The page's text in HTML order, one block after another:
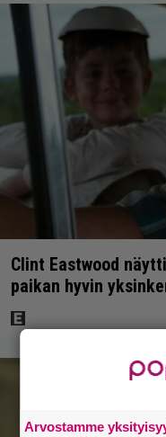
Clint Eastwood
paikan hyvin
Arvostamme